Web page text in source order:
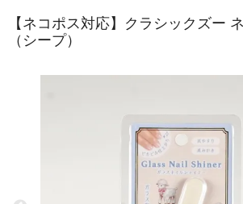
【ネコポス対応】クラシックズー
（シープ）